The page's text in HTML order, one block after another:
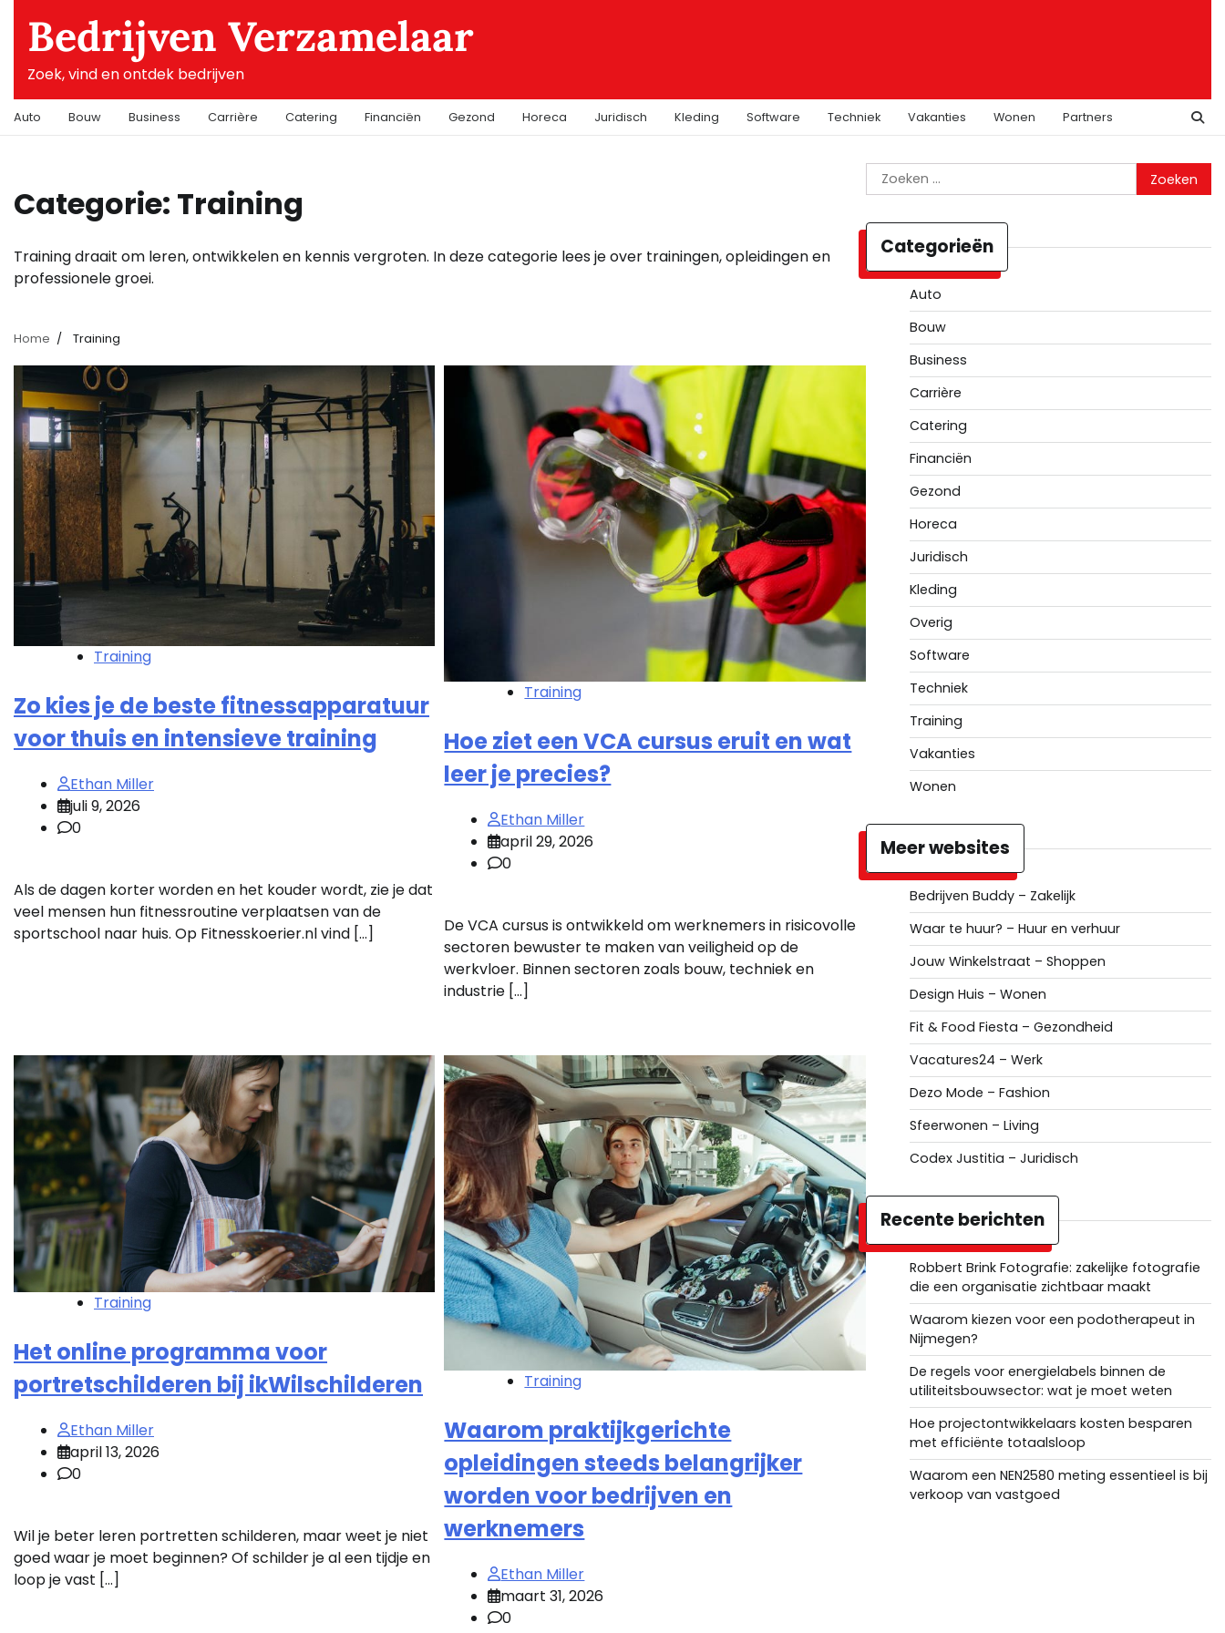
contentBedrijven Verzamelaar
Zoek, vind en ontdek bedrijven
Auto Bouw Business Carrière Catering Financiën Gezond Horeca Juridisch Kleding Software Techniek Vakanties Wonen Partners
Categorie: Training
Training draait om leren, ontwikkelen en kennis vergroten. In deze categorie lees je over trainingen, opleidingen en
professionele groei.
Home Training
Training
Zo kies je de beste fitnessapparatuur
voor thuis en intensieve training
Ethan Miller
juli 9, 2026
0
Als de dagen korter worden en het kouder wordt, zie je dat
veel mensen hun fitnessroutine verplaatsen van de
sportschool naar huis. Op Fitnesskoerier.nl vind […]
Training
Hoe ziet een VCA cursus eruit en wat
leer je precies?
Ethan Miller
april 29, 2026
0
De VCA cursus is ontwikkeld om werknemers in risicovolle
sectoren bewuster te maken van veiligheid op de
werkvloer. Binnen sectoren zoals bouw, techniek en
industrie […]
Training
Het online programma voor
portretschilderen bij ikWilschilderen
Ethan Miller
april 13, 2026
0
Wil je beter leren portretten schilderen, maar weet je niet
goed waar je moet beginnen? Of schilder je al een tijdje en
loop je vast […]
Training
Waarom praktijkgerichte
opleidingen steeds belangrijker
worden voor bedrijven en
werknemers
Ethan Miller
maart 31, 2026
0
Zoeken
naar:
Categorieën
Auto
Bouw
Business
Carrière
Catering
Financiën
Gezond
Horeca
Juridisch
Kleding
Overig
Software
Techniek
Training
Vakanties
Wonen
Meer websites
Bedrijven Buddy – Zakelijk
Waar te huur? – Huur en verhuur
Jouw Winkelstraat – Shoppen
Design Huis – Wonen
Fit & Food Fiesta – Gezondheid
Vacatures24 – Werk
Dezo Mode – Fashion
Sfeerwonen – Living
Codex Justitia – Juridisch
Recente berichten
Robbert Brink Fotografie: zakelijke fotografie
die een organisatie zichtbaar maakt
Waarom kiezen voor een podotherapeut in
Nijmegen?
De regels voor energielabels binnen de
utiliteitsbouwsector: wat je moet weten
Hoe projectontwikkelaars kosten besparen
met efficiënte totaalsloop
Waarom een NEN2580 meting essentieel is bij
verkoop van vastgoed